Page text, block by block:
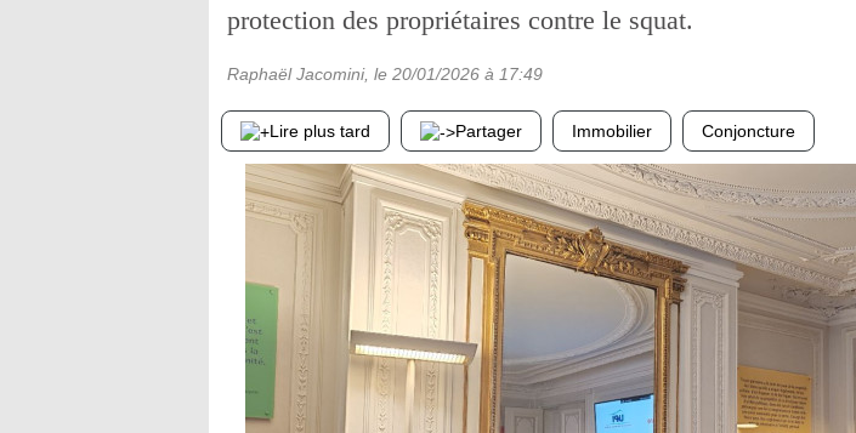
protection des propriétaires contre le squat.
Raphaël Jacomini, le 20/01/2026 à 17:49
Lire plus tard Partager Immobilier Conjoncture